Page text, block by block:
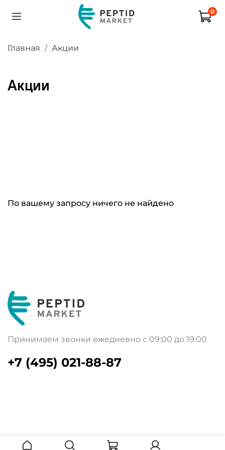
0
Главная Акции
Акции
По вашему запросу ничего не найдено
Принимаем звонки ежедневно с 09:00 до 19:00
+7 (495) 021-88-87